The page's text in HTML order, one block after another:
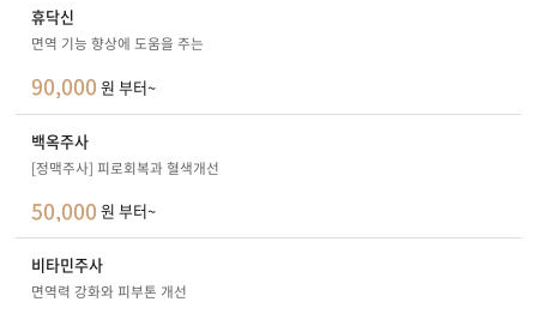
휴닥신
면역 기능 향상에 도움을 주는
90,000 원 부터~
백옥주사
[정맥주사] 피로회복과 혈색개선
50,000 원 부터~
비타민주사
면역력 강화와 피부톤 개선